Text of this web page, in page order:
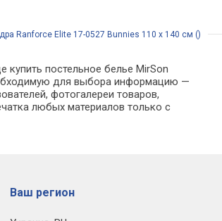
Ranforce Elite 17-0527 Bunnies 110 x 140 см ()
постельное белье MirSon
для выбора информацию —
фотогалереи товаров,
любых материалов только с
Ваш регион